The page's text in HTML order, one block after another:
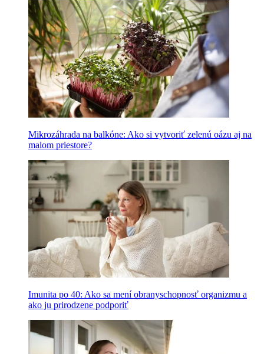
Mikrozáhrada na balkóne: Ako si vytvoriť zelenú oázu aj na
malom priestore?
Imunita po 40: Ako sa mení obranyschopnosť organizmu a
ako ju prirodzene podporiť